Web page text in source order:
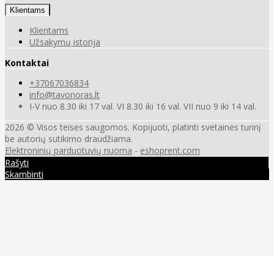
Klientams
Klientams
Užsakymų istorija
Kontaktai
+37067036834
info@tavonoras.lt
I-V nuo 8.30 iki 17 val. VI 8.30 iki 16 val. VII nuo 9 iki 14 val.
2026 © Visos teisės saugomos. Kopijuoti, platinti svetainės turinį
be autorių sutikimo draudžiama.
Elektroninių parduotuvių nuoma - eshoprent.com
Rašyti
Skambinti